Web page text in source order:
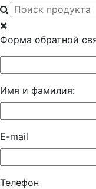
Форма обратной
Имя и фамилия:
E-mail
Телефон